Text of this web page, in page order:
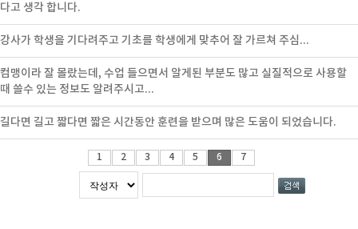
다고 생각 합니다.
강사가 학생을 기다려주고 기초를 학생에게 맞추어 잘 가르쳐 주심...
컴맹이라 잘 몰랐는데, 수업 들으면서 알게된 부분도 많고 실질적으로 사용할
때 쓸수 있는 정보도 알려주시고...
길다면 길고 짧다면 짧은 시간동안 훈련을 받으며 많은 도움이 되었습니다.
1 2 3 4 5 6 7